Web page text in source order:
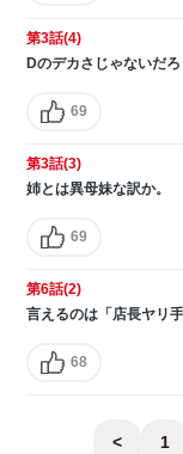
第3話(4)
Dのデカさじゃないだろ
69
第3話(3)
姉とは異母妹な訳か。
69
第6話(2)
言えるのは「店長ヤリ
68
< 1